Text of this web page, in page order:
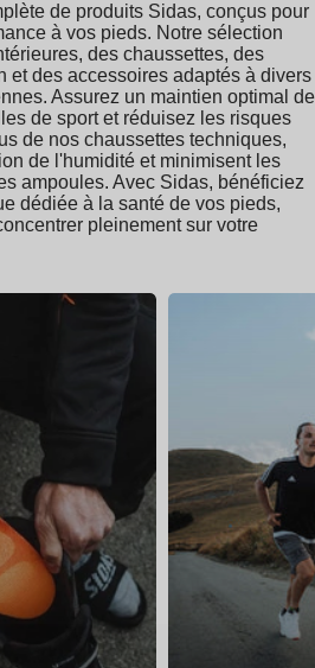
de produits Sidas, conçus pour
à vos pieds. Notre sélection
des chaussettes, des
et des accessoires adaptés à divers
Assurez un maintien optimal de
de sport et réduisez les risques
de nos chaussettes techniques,
de l'humidité et minimisent les
ampoules. Avec Sidas, bénéficiez
dédiée à la santé de vos pieds,
pleinement sur votre